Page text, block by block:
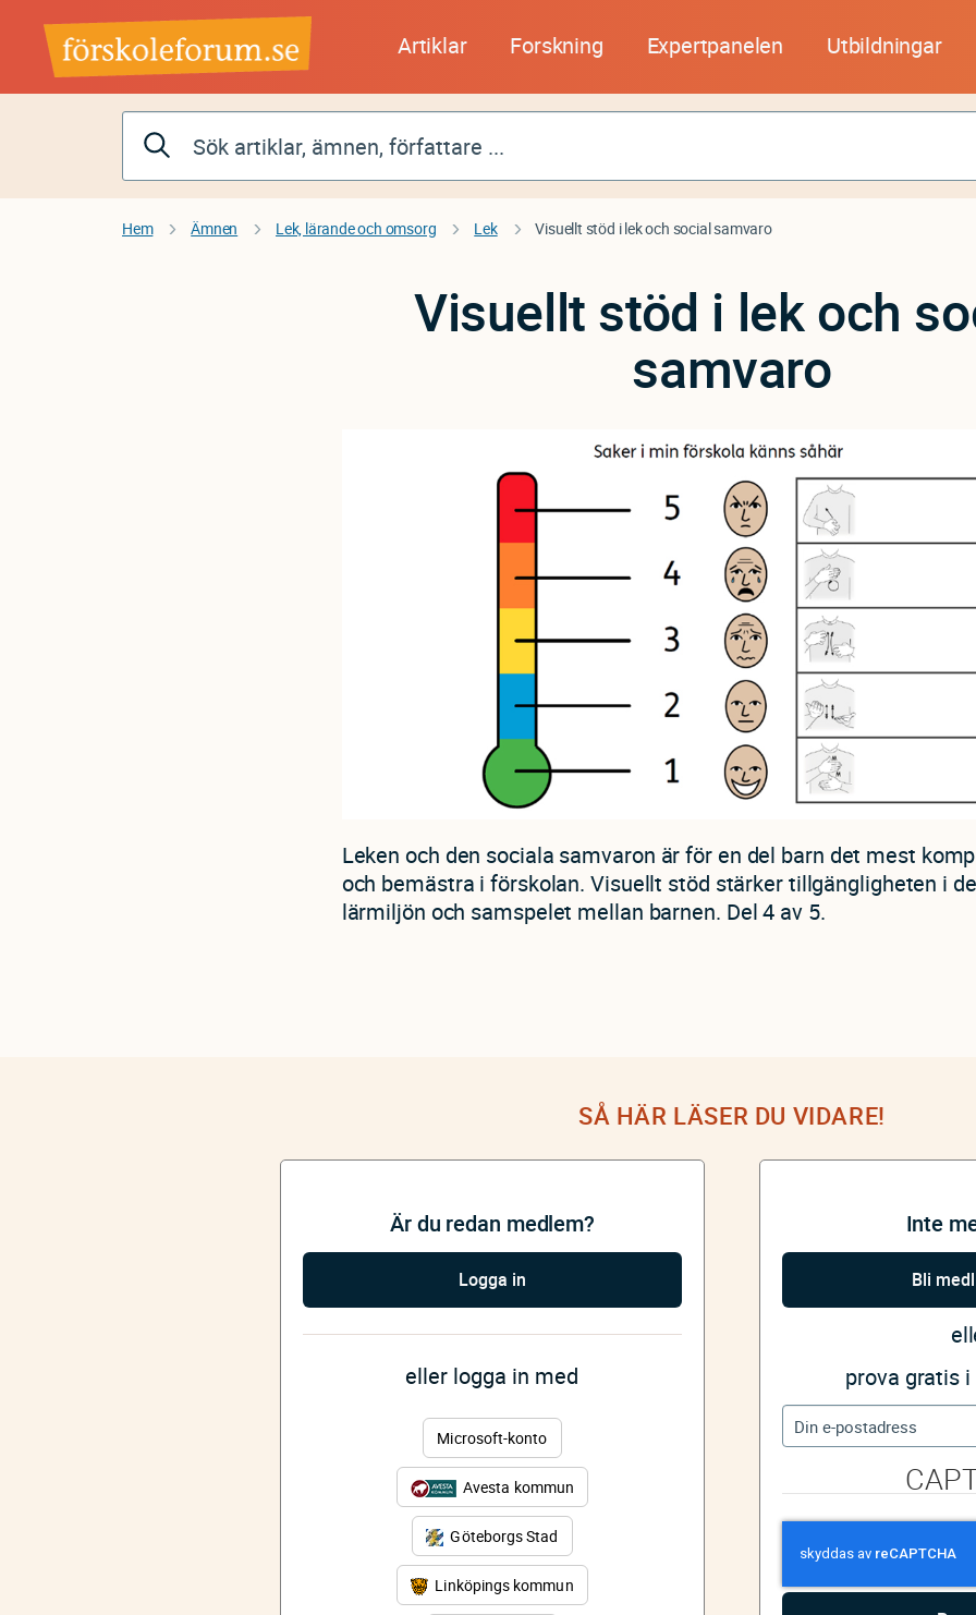
huvudinnehåll
Artiklar Forskning Expertpanelen Utbildningar
Hem Ämnen Lek, lärande och omsorg Lek Visuellt stöd i lek och social samvaro
Visuellt stöd i lek och
samvaro
Leken och den sociala samvaron är för en del barn det mest
och bemästra i förskolan. Visuellt stöd stärker tillgängligheten i
lärmiljön och samspelet mellan barnen. Del 4 av 5.
SÅ HÄR LÄSER DU VIDARE!
Är du redan medlem?
Logga in
eller logga in med
Microsoft-konto
Avesta kommun
Göteborgs Stad
Linköpings kommun
Inte
Bli
prova gratis